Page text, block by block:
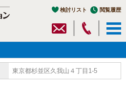
検討リスト 閲覧履歴
東京都杉並区久我山４丁目1-5